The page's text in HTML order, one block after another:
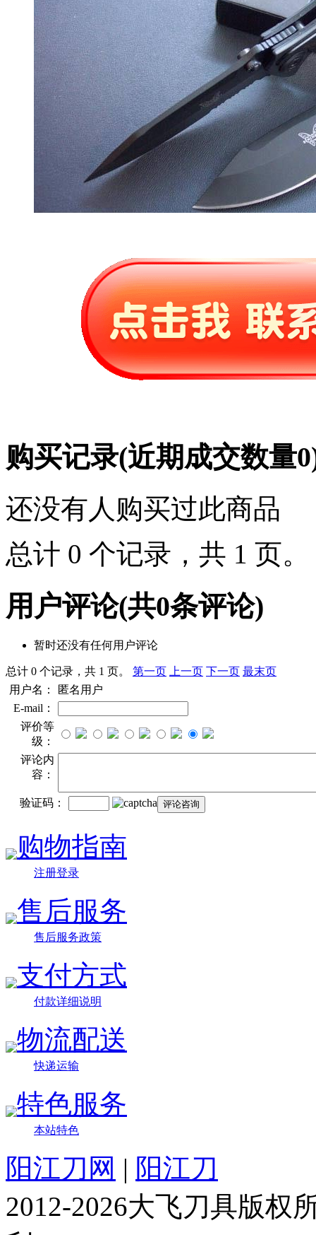
购买记录(近期成交数量0
还没有人购买过此商品
总计 0 个记录，共 1 页。
用户评论(共0条评论)
暂时还没有任何用户评论
总计 0 个记录，共 1 页。 第一页 上一页 下一页 最末页
用户名：
匿名用户
E-mail：
评价等
级：
评论内
容：
验证码：
购物指南
注册登录
售后服务
售后服务政策
支付方式
付款详细说明
物流配送
快递运输
特色服务
本站特色
阳江刀网 | 阳江刀
2012-2026大飞刀具版权